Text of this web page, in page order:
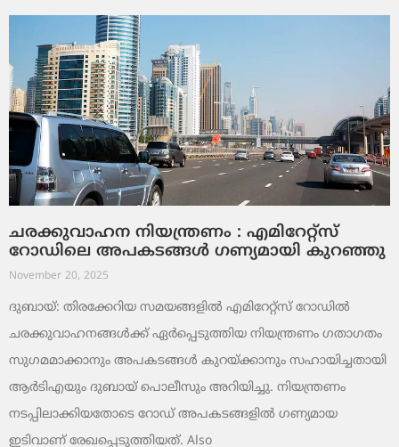
ചരക്കുവാഹന നിയന്ത്രണം : എമിറേറ്റ്സ്
റോഡിലെ അപകടങ്ങൾ ഗണ്യമായി കുറഞ്ഞു
November 20, 2025
ദുബായ്: തിരക്കേറിയ സമയങ്ങളിൽ എമിറേറ്റ്സ് റോഡിൽ
ചരക്കുവാഹനങ്ങൾക്ക് ഏർപ്പെടുത്തിയ നിയന്ത്രണം ഗതാഗതം
സുഗമമാക്കാനും അപകടങ്ങൾ കുറയ്ക്കാനും സഹായിച്ചതായി
ആർടിഎയും ദുബായ് പൊലീസും അറിയിച്ചു. നിയന്ത്രണം
നടപ്പിലാക്കിയതോടെ റോഡ് അപകടങ്ങളിൽ ഗണ്യമായ
ഇടിവാണ് രേഖപ്പെടുത്തിയത്. Also